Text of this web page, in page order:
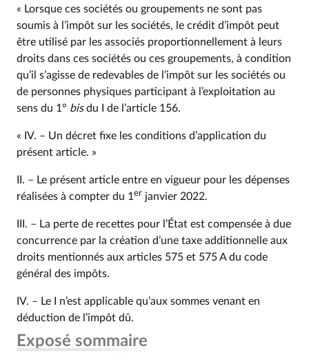
« Lorsque ces sociétés ou groupements ne sont pas
soumis à l’impôt sur les sociétés, le crédit d’impôt peut
être utilisé par les associés proportionnellement à leurs
droits dans ces sociétés ou ces groupements, à condition
qu’il s’agisse de redevables de l’impôt sur les sociétés ou
de personnes physiques participant à l’exploitation au
sens du 1° bisdu I de l’article 156.
« IV. – Un décret fixe les conditions d’application du
présent article. »
II. – Le présent article entre en vigueur pour les dépenses
réalisées à compter du 1 er janvier 2022.
III. – La perte de recettes pour l’État est compensée à due
concurrence par la création d’une taxe additionnelle aux
droits mentionnés aux articles 575 et 575 A du code
général des impôts.
IV. – Le I n’est applicable qu’aux sommes venant en
déduction de l’impôt dû.
Exposé sommaire